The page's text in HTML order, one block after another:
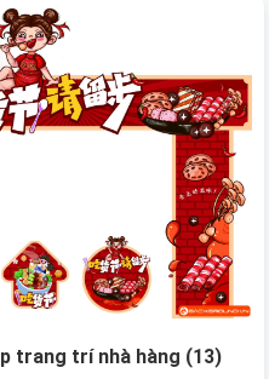
trang trí nhà hàng (13)